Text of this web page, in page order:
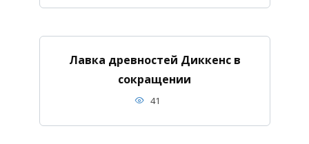
Лавка древностей Диккенс в
сокращении
41